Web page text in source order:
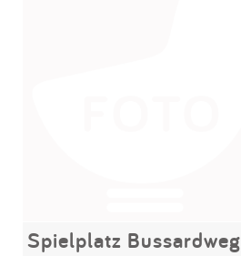
Spielplatz Bussardweg